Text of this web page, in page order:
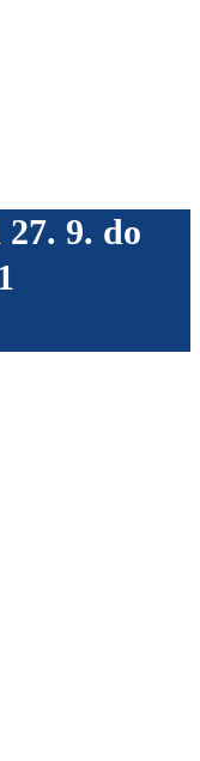
9. do